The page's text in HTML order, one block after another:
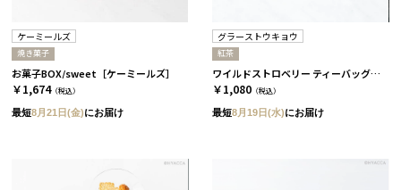
ケーミールズ
焼き菓子
お菓子BOX/sweet［ケーミールズ］
￥1,674（税込）
最短8月21日(金)にお届け
グラーストウキョウ
紅茶
ワイルドストロベリー ティーバッグセット 12袋［ウェッジウッド］
￥1,080 （税込）
最短8月19日(水)にお届け